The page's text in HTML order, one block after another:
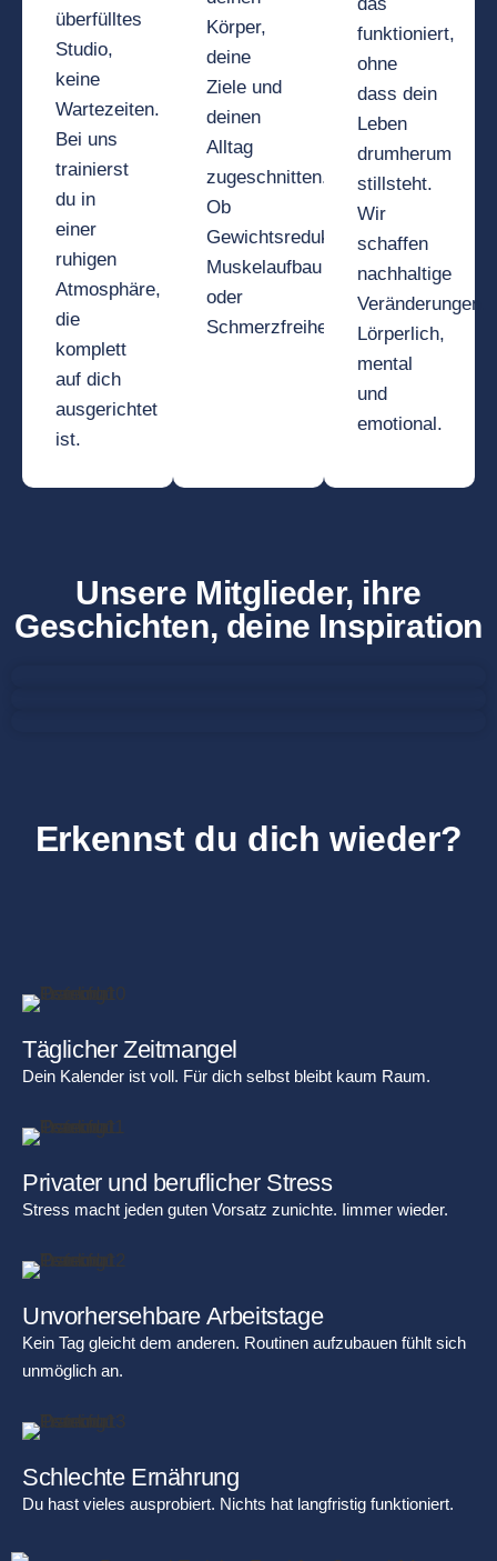
überfülltes
Studio,
keine
Wartezeiten.
Bei uns
trainierst
du in
einer
ruhigen
Atmosphäre,
die
komplett
auf dich
ausgerichtet
ist.
Körper,
deine
Ziele und
deinen
Alltag
zugeschnitten.
Ob
Gewichtsreduktion,
Muskelaufbau
oder
Schmerzfreiheit.
funktioniert,
ohne
dass dein
Leben
drumherum
stillsteht.
Wir
schaffen
nachhaltige
Veränderungen.
Lörperlich,
mental
und
emotional.
Unsere Mitglieder, ihre
Geschichten, deine Inspiration
Erkennst du dich wieder?
Täglicher Zeitmangel
Dein Kalender ist voll. Für dich selbst bleibt kaum Raum.
Privater und beruflicher Stress
Stress macht jeden guten Vorsatz zunichte. Iimmer wieder.
Unvorhersehbare Arbeitstage
Kein Tag gleicht dem anderen. Routinen aufzubauen fühlt sich
unmöglich an.
Schlechte Ernährung
Du hast vieles ausprobiert. Nichts hat langfristig funktioniert.